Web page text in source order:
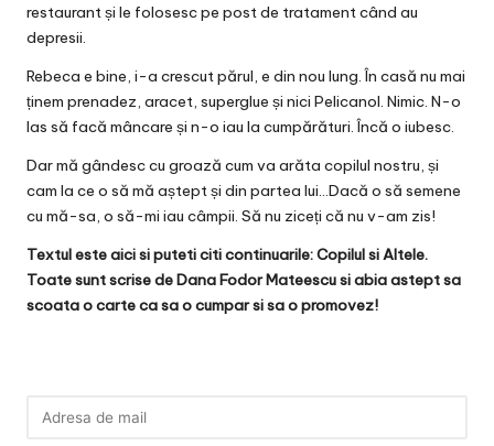
restaurant și le folosesc pe post de tratament când au
depresii.
Rebeca e bine, i-a crescut părul, e din nou lung. În casă nu mai
ținem prenadez, aracet, superglue și nici Pelicanol. Nimic. N-o
las să facă mâncare și n-o iau la cumpărături. Încă o iubesc.
Dar mă gândesc cu groază cum va arăta copilul nostru, și
cam la ce o să mă aștept și din partea lui…Dacă o să semene
cu mă-sa, o să-mi iau câmpii. Să nu ziceți că nu v-am zis!
Textul esteaicisi puteti citi continuarile:Copilulsi Altele.
Toate sunt scrise de Dana Fodor Mateescu si abia astept sa
scoata o carte ca sa o cumpar si sa o promovez!